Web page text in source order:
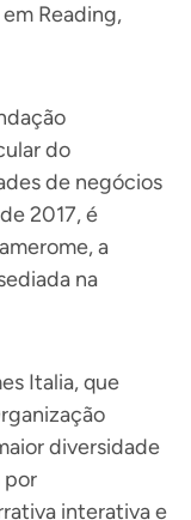
Reading,
do
de negócios
2017, é
a
na
Italia, que
diversidade
por
interativa e